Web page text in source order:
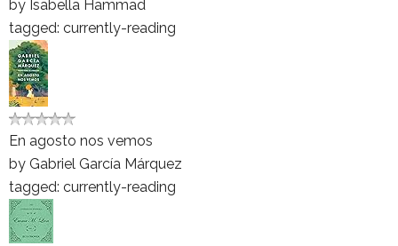
by Isabella Hammad
tagged: currently-reading
En agosto nos vemos
by Gabriel García Márquez
tagged: currently-reading